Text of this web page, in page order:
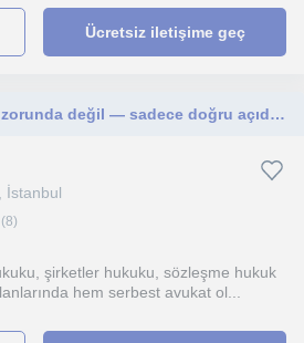
Ücretsiz iletişime geç
Hukuk karmaşık olmak zorunda değil — sadece doğru açıdan bakmanız gerekiyor.
İstanbul
(8)
şirketler hukuku, sözleşme hukuk
hem serbest avukat ol...